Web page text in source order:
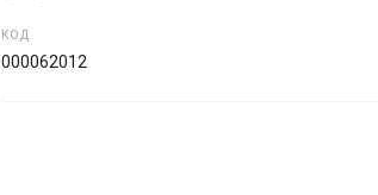
КОД
000062012